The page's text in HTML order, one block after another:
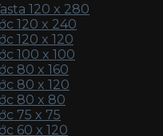
120 x 280
120 x 240
120 x 120
100 x 100
80 x 160
80 x 120
80 x 80
75 x 75
60 x 120